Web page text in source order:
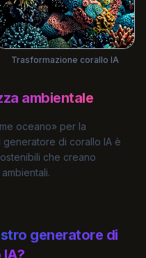
Trasformazione corallo IA
ambientale
oceano» per la
generatore di corallo IA è
che creano
generatore di